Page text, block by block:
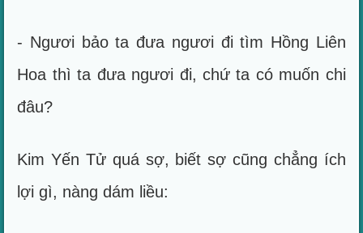
- Ngươi bảo ta đưa ngươi đi tìm Hồng Liên
Hoa thì ta đưa ngươi đi, chứ ta có muốn chi
đâu?
Kim Yến Tử quá sợ, biết sợ cũng chẳng ích
lợi gì, nàng dám liều: